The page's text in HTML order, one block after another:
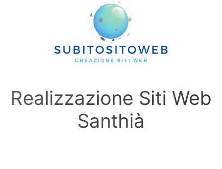
Skip to main content
Realizzazione Siti Web
Santhià